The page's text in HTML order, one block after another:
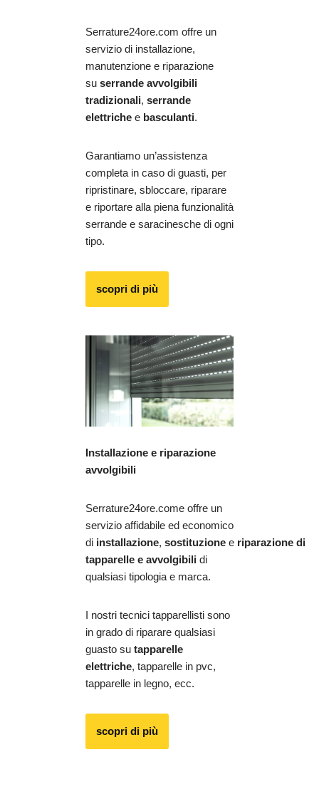
Serrature24ore.com offre un
servizio di installazione,
manutenzione e riparazione
su serrande avvolgibili
tradizionali, serrande
elettriche e basculanti.
Garantiamo un’assistenza
completa in caso di guasti, per
ripristinare, sbloccare, riparare
e riportare alla piena funzionalità
serrande e saracinesche di ogni
tipo.
scopri di più
Installazione e riparazione
avvolgibili
Serrature24ore.come offre un
servizio affidabile ed economico
di installazione, sostituzione e riparazione di
tapparelle e avvolgibili di
qualsiasi tipologia e marca.
I nostri tecnici tapparellisti sono
in grado di riparare qualsiasi
guasto su tapparelle
elettriche, tapparelle in pvc,
tapparelle in legno, ecc.
scopri di più